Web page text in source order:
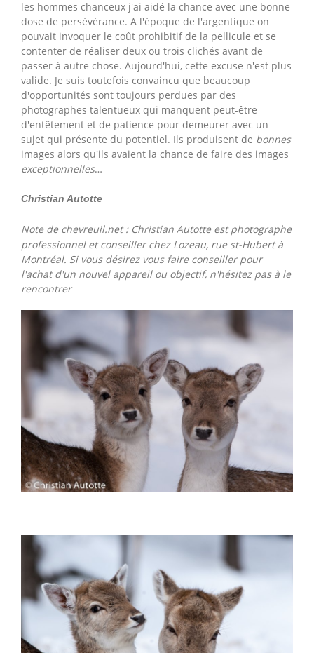
les hommes chanceux j'ai aidé la chance avec une bonne
dose de persévérance. A l'époque de l'argentique on
pouvait invoquer le coût prohibitif de la pellicule et se
contenter de réaliser deux ou trois clichés avant de
passer à autre chose. Aujourd'hui, cette excuse n'est plus
valide. Je suis toutefois convaincu que beaucoup
d'opportunités sont toujours perdues par des
photographes talentueux qui manquent peut-être
d'entêtement et de patience pour demeurer avec un
sujet qui présente du potentiel. Ils produisent de bonnes
images alors qu'ils avaient la chance de faire des images
exceptionnelles…
Christian Autotte
Note de chevreuil.net : Christian Autotte est photographe
professionnel et conseiller chez Lozeau, rue st-Hubert à
Montréal. Si vous désirez vous faire conseiller pour
l'achat d'un nouvel appareil ou objectif, n'hésitez pas à le
rencontrer